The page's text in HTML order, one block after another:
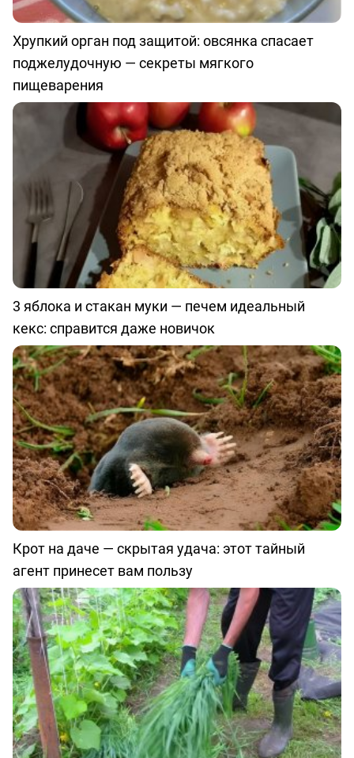
Хрупкий орган под защитой: овсянка спасает
поджелудочную — секреты мягкого
пищеварения
3 яблока и стакан муки — печем идеальный
кекс: справится даже новичок
Крот на даче — скрытая удача: этот тайный
агент принесет вам пользу